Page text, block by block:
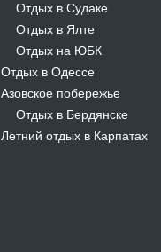
Отдых в Судаке
Отдых в Ялте
Отдых на ЮБК
Отдых в Одессе
Азовское побережье
Отдых в Бердянске
Летний отдых в Карпатах